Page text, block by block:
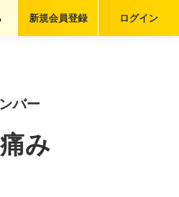
ログイン
新規会員登録
バー
み